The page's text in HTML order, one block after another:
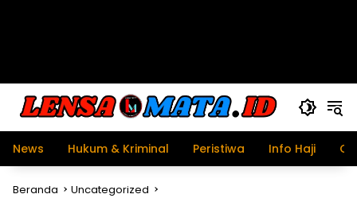
News Hukum & Kriminal Peristiwa Info Haji
Beranda Uncategorized